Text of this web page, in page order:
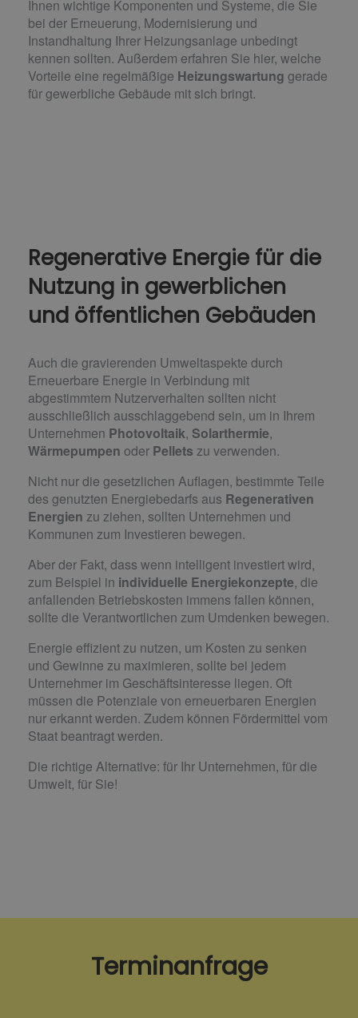
Ihnen wichtige Komponenten und Systeme, die Sie
bei der Erneuerung, Modernisierung und
Instandhaltung Ihrer Heizungsanlage unbedingt
kennen sollten. Außerdem erfahren Sie hier, welche
Vorteile eine regelmäßige Heizungswartung gerade
für gewerbliche Gebäude mit sich bringt.
Regenerative Energie für die
Nutzung in gewerblichen
und öffentlichen Gebäuden
Auch die gravierenden Umweltaspekte durch
Erneuerbare Energie in Verbindung mit
abgestimmtem Nutzerverhalten sollten nicht
ausschließlich ausschlaggebend sein, um in Ihrem
Unternehmen Photovoltaik, Solarthermie,
Wärmepumpen oder Pellets zu verwenden.
Nicht nur die gesetzlichen Auflagen, bestimmte Teile
des genutzten Energiebedarfs aus Regenerativen
Energien zu ziehen, sollten Unternehmen und
Kommunen zum Investieren bewegen.
Aber der Fakt, dass wenn intelligent investiert wird,
zum Beispiel in individuelle Energiekonzepte, die
anfallenden Betriebskosten immens fallen können,
sollte die Verantwortlichen zum Umdenken bewegen.
Energie effizient zu nutzen, um Kosten zu senken
und Gewinne zu maximieren, sollte bei jedem
Unternehmer im Geschäftsinteresse liegen. Oft
müssen die Potenziale von erneuerbaren Energien
nur erkannt werden. Zudem können Fördermittel vom
Staat beantragt werden.
Die richtige Alternative: für Ihr Unternehmen, für die
Umwelt, für Sie!
Terminanfrage